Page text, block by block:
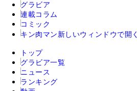
グラビア
連載コラム
コミック
キン肉マン 新しいウィンドウで開く
トップ
グラビア一覧
ニュース
ランキング